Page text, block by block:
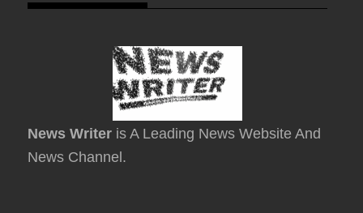
News Writer is A Leading News Website And
News Channel.